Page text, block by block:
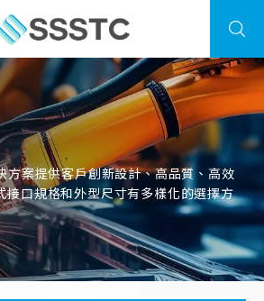
方案提供客戶創新設計、高品質、高效
接口規格和外型尺寸有多樣化的選擇方